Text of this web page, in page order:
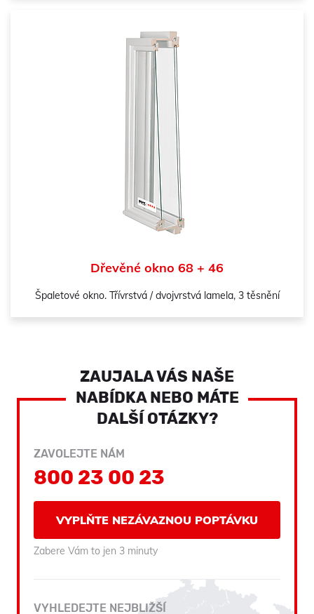
Dřevěné okno 68 + 46
Špaletové okno. Třívrstvá / dvojvrstvá lamela, 3 těsnění
ZAUJALA VÁS NAŠE
NABÍDKA NEBO MÁTE
DALŠÍ OTÁZKY?
ZAVOLEJTE NÁM
800 23 00 23
VYPLŇTE NEZÁVAZNOU POPTÁVKU
Zabere Vám to jen 3 minuty
VYHLEDEJTE NEJBLIŽŠÍ